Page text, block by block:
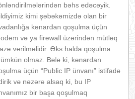
bəhs edəcəyik.
kimi şəbəkəmizdə olan bir
kənardan qoşulma üçün
və ya firewall üzərindən mütləq
verilməlidir. Əks halda qoşulma
olmaz. Belə ki, kənardan
üçün “Public IP ünvanı” istifadə
və nəzərə alsaq ki, bu IP
bir başa qoşulmaq